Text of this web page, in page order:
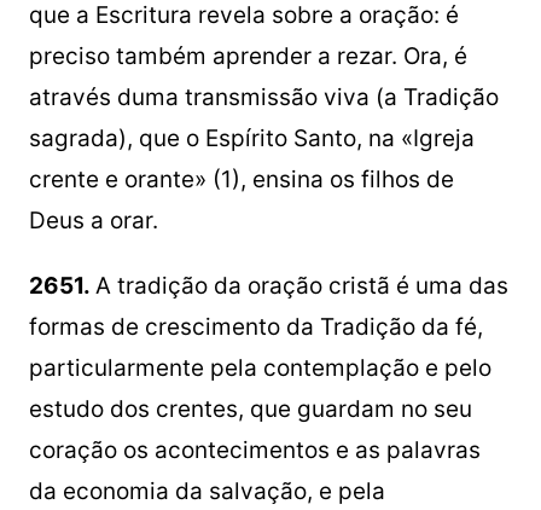
que a Escritura revela sobre a oração: é
preciso também aprender a rezar. Ora, é
através duma transmissão viva (a Tradição
sagrada), que o Espírito Santo, na «Igreja
crente e orante» (1), ensina os filhos de
Deus a orar.
2651. A tradição da oração cristã é uma das
formas de crescimento da Tradição da fé,
particularmente pela contemplação e pelo
estudo dos crentes, que guardam no seu
coração os acontecimentos e as palavras
da economia da salvação, e pela